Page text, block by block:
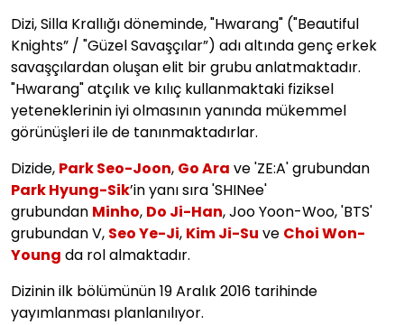
Dizi, Silla Krallığı döneminde, "Hwarang" ("Beautiful
Knights” / "Güzel Savaşçılar”) adı altında genç erkek
savaşçılardan oluşan elit bir grubu anlatmaktadır.
"Hwarang" atçılık ve kılıç kullanmaktaki fiziksel
yeteneklerinin iyi olmasının yanında mükemmel
görünüşleri ile de tanınmaktadırlar.
Dizide, Park Seo-Joon, Go Ara ve 'ZE:A' grubundan
Park Hyung-Sik’in yanı sıra 'SHINee'
grubundan Minho, Do Ji-Han, Joo Yoon-Woo, 'BTS'
grubundan V, Seo Ye-Ji, Kim Ji-Su ve Choi Won-
Young da rol almaktadır.
Dizinin ilk bölümünün 19 Aralık 2016 tarihinde
yayımlanması planlanılıyor.